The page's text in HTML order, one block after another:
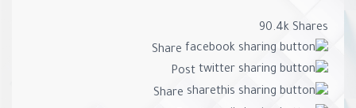
90.4k Shares
Share
Post
Share